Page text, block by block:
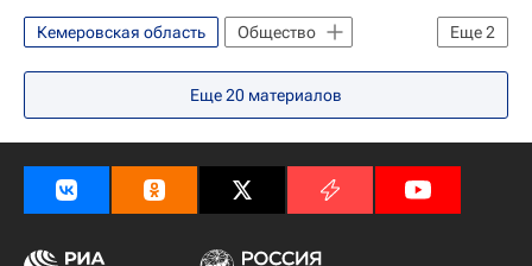
Еще2
Кемеровская область
Общество
Жизнь без преград
Найди меня, мама
Еще20 материалов